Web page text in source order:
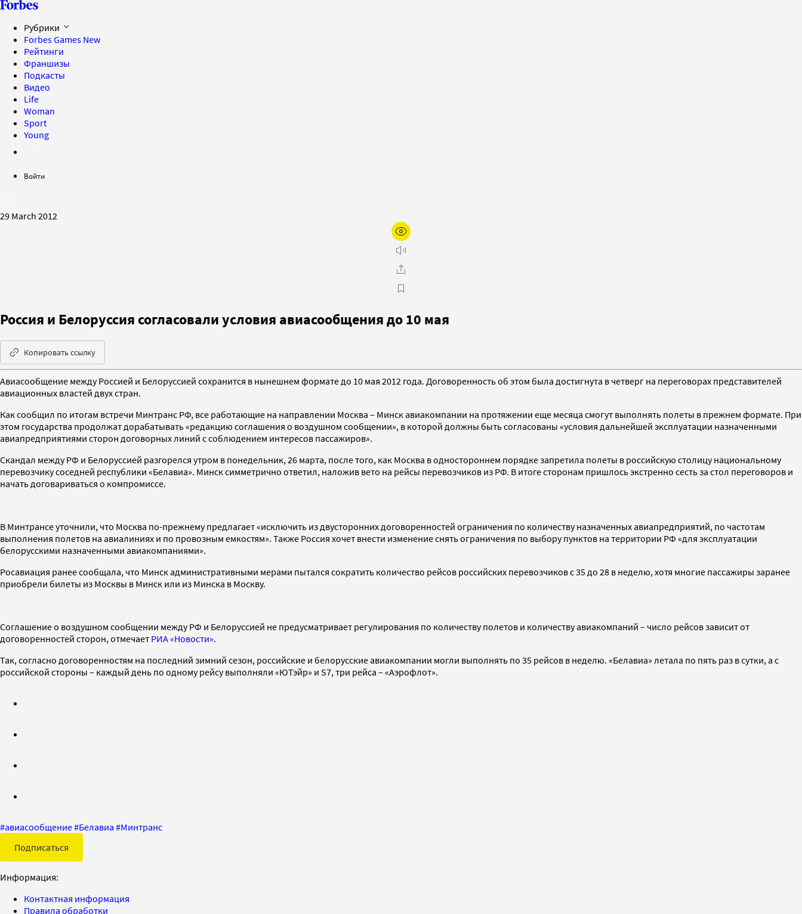
Рубрики
Forbes Games New
Рейтинги
Франшизы
Подкасты
Видео
Life
Woman
Sport
Young
Войти
29 March 2012
Россия и Белоруссия согласовали условия авиасообщения до 10 мая
Копировать ссылку
Авиасообщение между Россией и Белоруссией сохранится в нынешнем формате до 10 мая 2012 года. Договоренность об этом была достигнута в четверг на переговорах представителей
авиационных властей двух стран.
Как сообщил по итогам встречи Минтранс РФ, все работающие на направлении Москва – Минск авиакомпании на протяжении еще месяца смогут выполнять полеты в прежнем формате. При
этом государства продолжат дорабатывать «редакцию соглашения о воздушном сообщении», в которой должны быть согласованы «условия дальнейшей эксплуатации назначенными
авиапредприятиями сторон договорных линий с соблюдением интересов пассажиров».
Скандал между РФ и Белоруссией разгорелся утром в понедельник, 26 марта, после того, как Москва в одностороннем порядке запретила полеты в российскую столицу национальному
перевозчику соседней республики «Белавиа». Минск симметрично ответил, наложив вето на рейсы перевозчиков из РФ. В итоге сторонам пришлось экстренно сесть за стол переговоров и
начать договариваться о компромиссе.
В Минтрансе уточнили, что Москва по-прежнему предлагает «исключить из двусторонних договоренностей ограничения по количеству назначенных авиапредприятий, по частотам
выполнения полетов на авиалиниях и по провозным емкостям». Также Россия хочет внести изменение снять ограничения по выбору пунктов на территории РФ «для эксплуатации
белорусскими назначенными авиакомпаниями».
Росавиация ранее сообщала, что Минск административными мерами пытался сократить количество рейсов российских перевозчиков с 35 до 28 в неделю, хотя многие пассажиры заранее
приобрели билеты из Москвы в Минск или из Минска в Москву.
Соглашение о воздушном сообщении между РФ и Белоруссией не предусматривает регулирования по количеству полетов и количеству авиакомпаний – число рейсов зависит от
договоренностей сторон, отмечает РИА «Новости».
Так, согласно договоренностям на последний зимний сезон, российские и белорусские авиакомпании могли выполнять по 35 рейсов в неделю. «Белавиа» летала по пять раз в сутки, а с
российской стороны – каждый день по одному рейсу выполняли «ЮТэйр» и S7, три рейса – «Аэрофлот».
#авиасообщение#Белавиа #Минтранс
Подписаться
Информация:
Контактная информация
Правила обработки